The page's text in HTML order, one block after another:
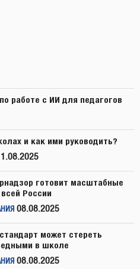
работе с ИИ для педагогов
и как ими руководить?
готовит масштабные
России
08.08.2025
может стереть
в школе
08.08.2025